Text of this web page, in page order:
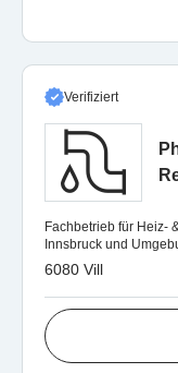
Verifiziert
Fachbetrieb für Heiz-
Innsbruck und
6080 Vill